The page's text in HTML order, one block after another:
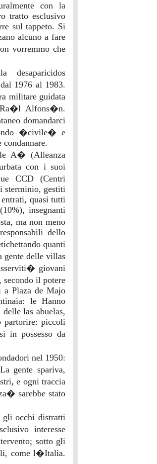
con la
tratto esclusivo
sul tappeto. Si
alcuno a fare
vorremmo che
desaparicidos
1976 al 1983.
militare guidata
Ra�l Alfons�n.
domandarci
�civile� e
condannare.
A� (Alleanza
con i suoi
CCD (Centri
sterminio, gestiti
quasi tutti
insegnanti
ma non meno
dello
quanti
delle villas
giovani
il potere
a Plaza de Majo
le Hanno
las abuelas,
partorire: piccoli
in possesso da
nel 1950:
gente spariva,
e ogni traccia
sarebbe stato
occhi distratti
interesse
sotto gli
come l�Italia.